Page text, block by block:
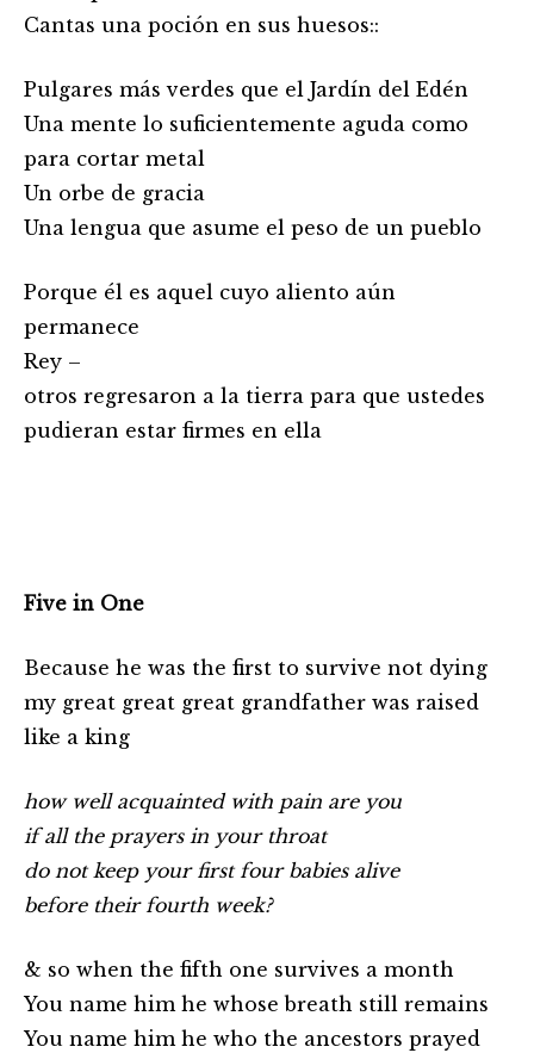
Cantas una poción en sus huesos::
Pulgares más verdes que el Jardín del Edén
Una mente lo suficientemente aguda como
para cortar metal
Un orbe de gracia
Una lengua que asume el peso de un pueblo
Porque él es aquel cuyo aliento aún
permanece
Rey –
otros regresaron a la tierra para que ustedes
pudieran estar firmes en ella
Five in One
Because he was the first to survive not dying
my great great great grandfather was raised
like a king
how well acquainted with pain are you
if all the prayers in your throat
do not keep your first four babies alive
before their fourth week?
& so when the fifth one survives a month
You name him he whose breath still remains
You name him he who the ancestors prayed